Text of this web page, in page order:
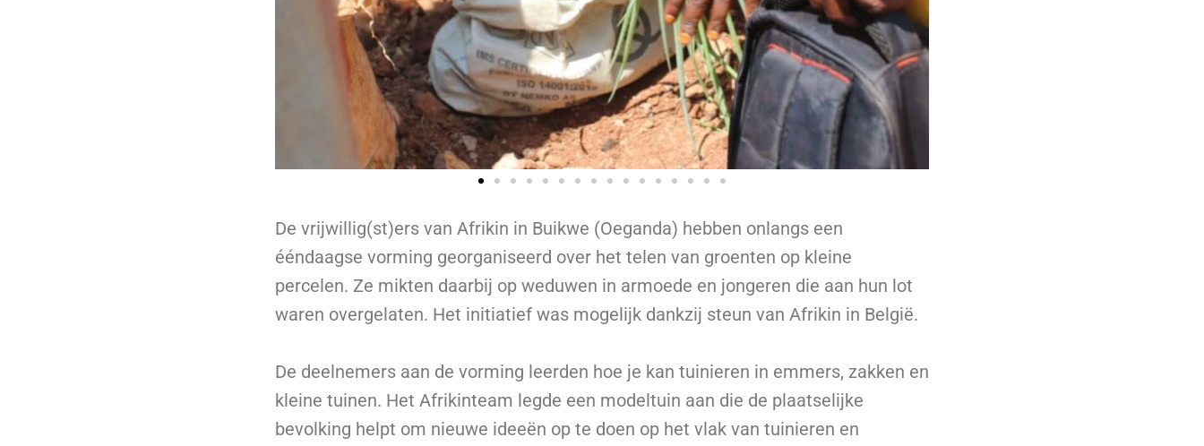
De vrijwillig(st)ers van Afrikin in Buikwe (Oeganda) hebben onlangs een
ééndaagse vorming georganiseerd over het telen van groenten op kleine
percelen. Ze mikten daarbij op weduwen in armoede en jongeren die aan hun lot
waren overgelaten. Het initiatief was mogelijk dankzij steun van Afrikin in België.
De deelnemers aan de vorming leerden hoe je kan tuinieren in emmers, zakken en
kleine tuinen. Het Afrikinteam legde een modeltuin aan die de plaatselijke
bevolking helpt om nieuwe ideeën op te doen op het vlak van tuinieren en